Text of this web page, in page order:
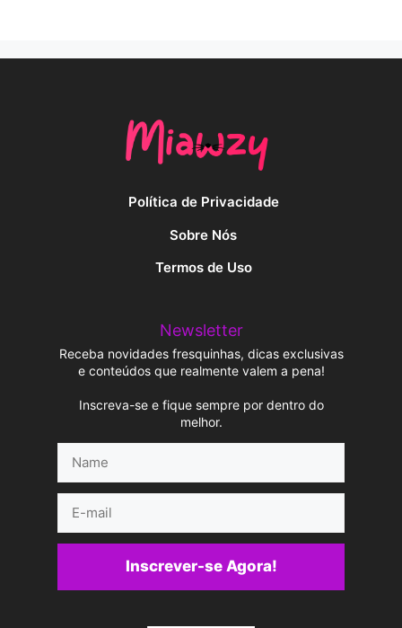
Política de Privacidade
Sobre Nós
Termos de Uso
Newsletter
Receba novidades fresquinhas, dicas exclusivas
e conteúdos que realmente valem a pena!
Inscreva-se e fique sempre por dentro do
melhor.
mail
Inscrever-se Agora!